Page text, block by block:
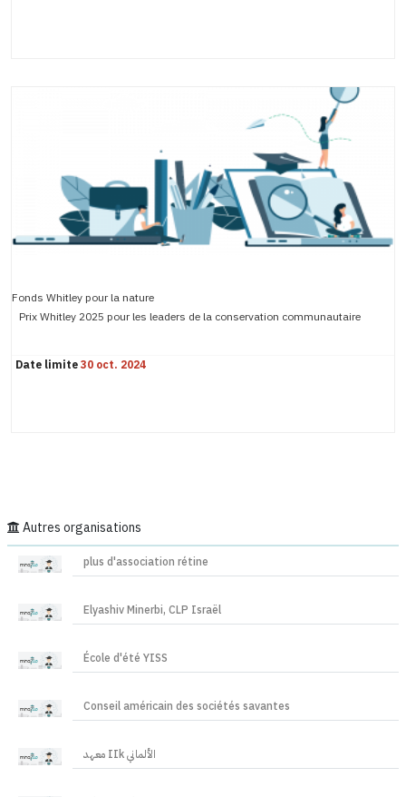
Fonds Whitley pour la nature
Prix Whitley 2025 pour les leaders de la conservation communautaire
Date limite30 oct. 2024
Autres organisations
plus d'association rétine
Elyashiv Minerbi, CLP Israël
École d'été YISS
Conseil américain des sociétés savantes
معهد IIk الألماني